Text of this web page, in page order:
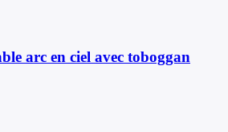
arc en ciel avec toboggan